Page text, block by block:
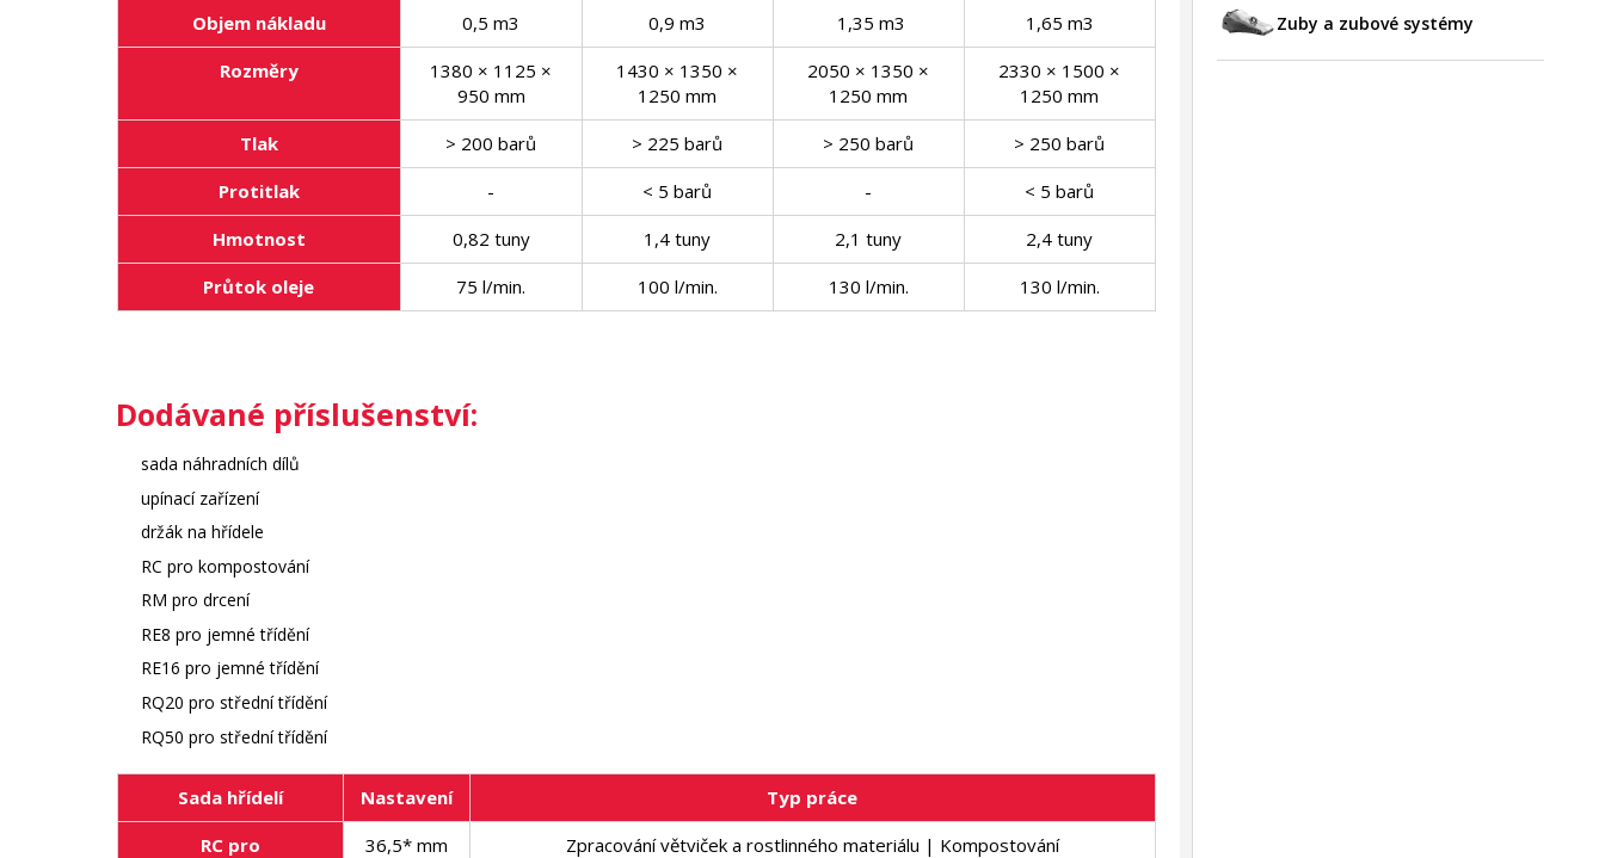
Objem nákladu
0,5 m3 0,9 m3 1,35 m3 1,65 m3
Rozměry
1380 × 1125 ×
950 mm
1430 × 1350 ×
1250 mm
2050 × 1350 ×
1250 mm
2330 × 1500 ×
1250 mm
Tlak
> 200 barů > 225 barů > 250 barů
> 250 barů
Protitlak
- < 5 barů -
< 5 barů
Hmotnost
0,82 tuny 1,4 tuny 2,1 tuny
2,4 tuny
Průtok oleje
75 l/min. 100 l/min. 130 l/min. 130 l/min.
Dodávané příslušenství:
sada náhradních dílů
upínací zařízení
držák na hřídele
RC pro kompostování
RM pro drcení
RE8 pro jemné třídění
RE16 pro jemné třídění
RQ20 pro střední třídění
RQ50 pro střední třídění
Sada hřídelí Nastavení
Typ práce
RC pro
36,5* mm Zpracování větviček a rostlinného materiálu | Kompostování
Zuby a zubové systémy